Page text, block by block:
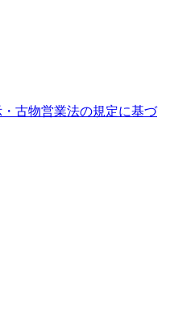
古物営業法の規定に基づ